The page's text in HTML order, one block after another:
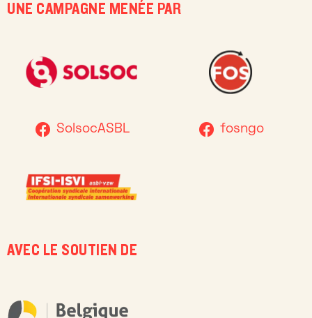
UNE CAMPAGNE MENÉE PAR
SolsocASBL fosngo
AVEC LE SOUTIEN DE